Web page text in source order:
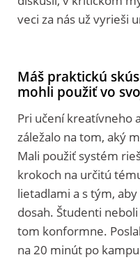
veci za nás už vyrieši
Máš praktickú
mohli použiť vo
Pri učení kreatívneho
záležalo na tom, aký
Mali použiť systém
krokoch na určitú
lietadlami a s tým,
dosah. Študenti
tom konformne.
na 20 minút po